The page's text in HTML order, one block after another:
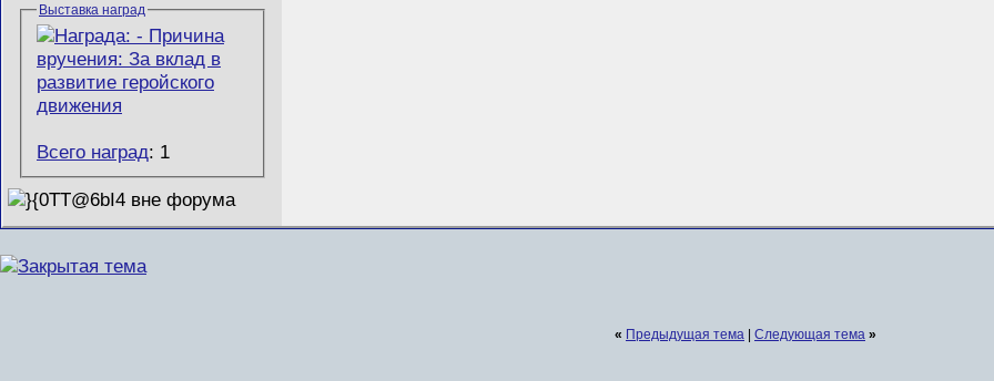
Выставка наград
Всего наград: 1
« Предыдущая тема | Следующая тема »